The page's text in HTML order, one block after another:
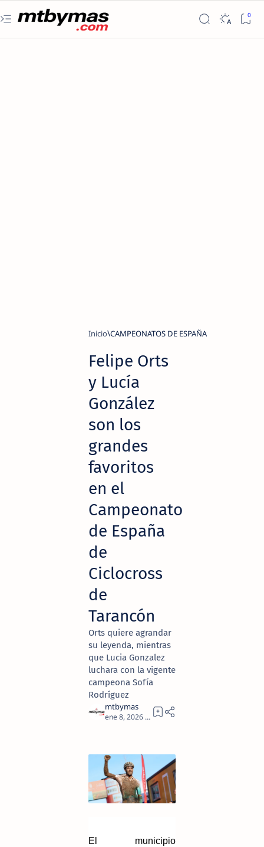
Inicio CAMPEONATOS DE ESPAÑA
Felipe Orts
y Lucía
González
son los
grandes
favoritos
en el
Campeonato
de España
de
Ciclocross
de
Tarancón
Orts quiere agrandar
su leyenda, mientras
que Lucia Gonzalez
luchara con la vigente
campeona Sofía
Rodríguez
5
El municipio